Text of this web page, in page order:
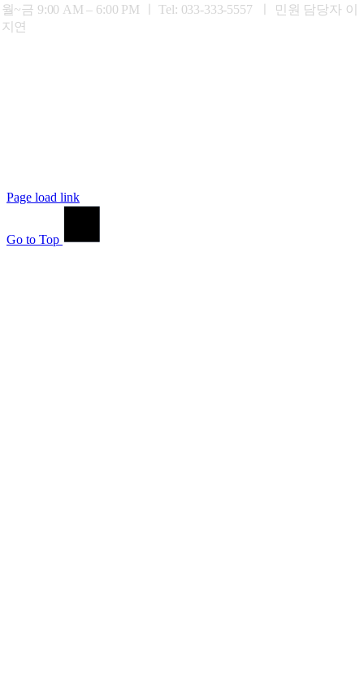
월~금 9:00 AM – 6:00 PM ㅣTel: 033-333-5557 ㅣ 민원 담당자 이
지연
Page load link
Go to Top